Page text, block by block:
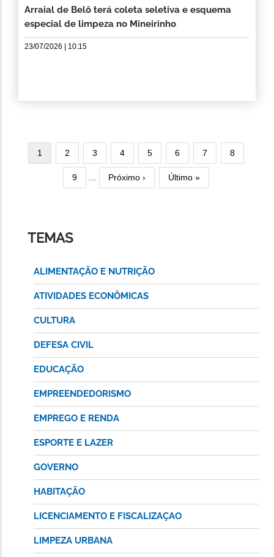
Arraial de Belô terá coleta seletiva e esquema
especial de limpeza no Mineirinho
23/07/2026 | 10:15
Página
atual
1 Página
2 Página
3 Página
4 Página
5 Página
6 Página
7 Página
8
Página
9 …
Próxima
página
Próximo ›
Última
página
Último »
TEMAS
ALIMENTAÇÃO E NUTRIÇÃO
ATIVIDADES ECONÔMICAS
CULTURA
DEFESA CIVIL
EDUCAÇÃO
EMPREENDEDORISMO
EMPREGO E RENDA
ESPORTE E LAZER
GOVERNO
HABITAÇÃO
LICENCIAMENTO E FISCALIZAÇAO
LIMPEZA URBANA